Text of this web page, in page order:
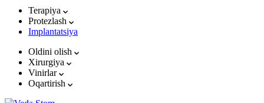
Terapiya
Protezlash
Implantatsiya
Oldini olish
Xirurgiya
Vinirlar
Oqartirish